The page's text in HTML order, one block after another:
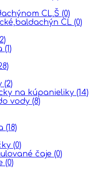
CL,Š (0)
CL (0)
(1)
(2)
na kúpanieliky (14)
vody (8)
(18)
(0)
čaje (0)
(0)